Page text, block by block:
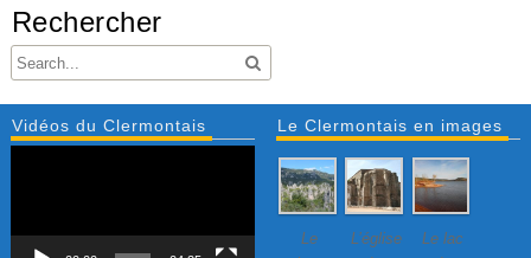
Rechercher
Vidéos du Clermontais
Le Clermontais en images
Le
L’église
Le lac